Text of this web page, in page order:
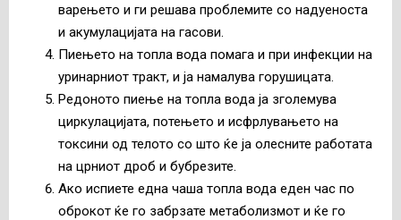
варењето и ги решава проблемите со надуеноста
и акумулацијата на гасови.
Пиењето на топла вода помага и при инфекции на
уринарниот тракт, и ја намалува горушицата.
Редоното пиење на топла вода ја зголемува
циркулацијата, потењето и исфрлувањето на
токсини од телото со што ќе ја олесните работата
на црниот дроб и бубрезите.
Ако испиете една чаша топла вода еден час по
оброкот ќе го забрзате метаболизмот и ќе го